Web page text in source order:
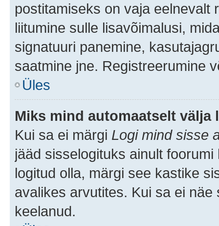
postitamiseks on vaja eelnevalt
liitumine sulle lisavõimalusi,
signatuuri panemine,
saatmine jne. Registreerumine
Üles
Miks mind automaatselt välja
Kui sa ei märgi Logi mind sisse
jääd sisselogituks ainult
logitud olla, märgi see kastike
avalikes arvutites. Kui sa ei
keelanud.